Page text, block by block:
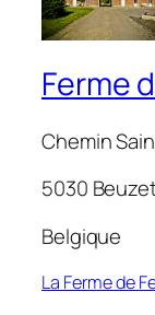
Ferme
Chemin
5030
Belgique
La Ferme de